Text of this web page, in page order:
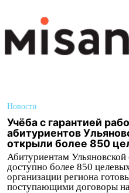
Новости
Учёба с гарантией
абитуриентов
открыли более 850
Абитуриентам Ульяновской
доступно более 850
организации региона
поступающими договоры